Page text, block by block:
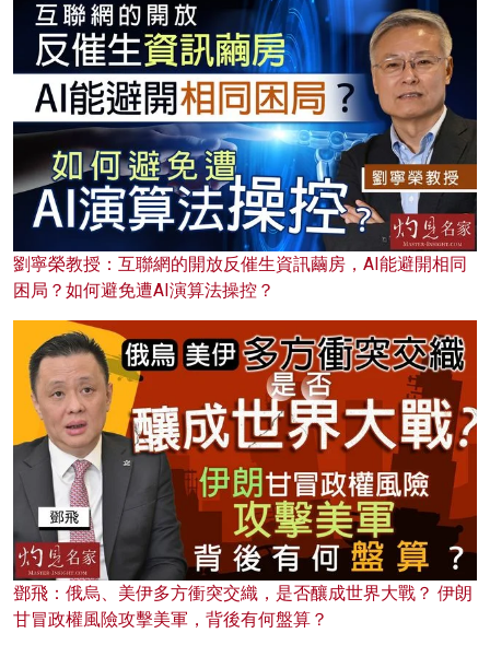
劉寧榮教授：互聯網的開放反催生資訊繭房，AI能避開相同
困局？如何避免遭AI演算法操控？
鄧飛：俄烏、美伊多方衝突交織，是否釀成世界大戰？ 伊朗
甘冒政權風險攻擊美軍，背後有何盤算？